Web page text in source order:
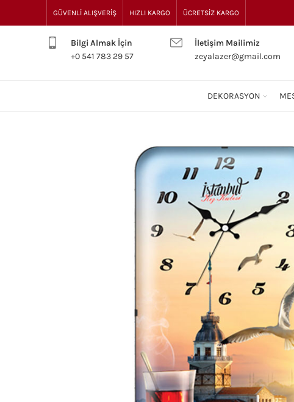
GÜVENLİ ALIŞVERİŞ HIZLI KARGO ÜCRETSİZ KARGO
Bilgi Almak İçin
+0 541 783 29 57
İletişim Mailimiz
zeyalazer@gmail.com
DEKORASYON